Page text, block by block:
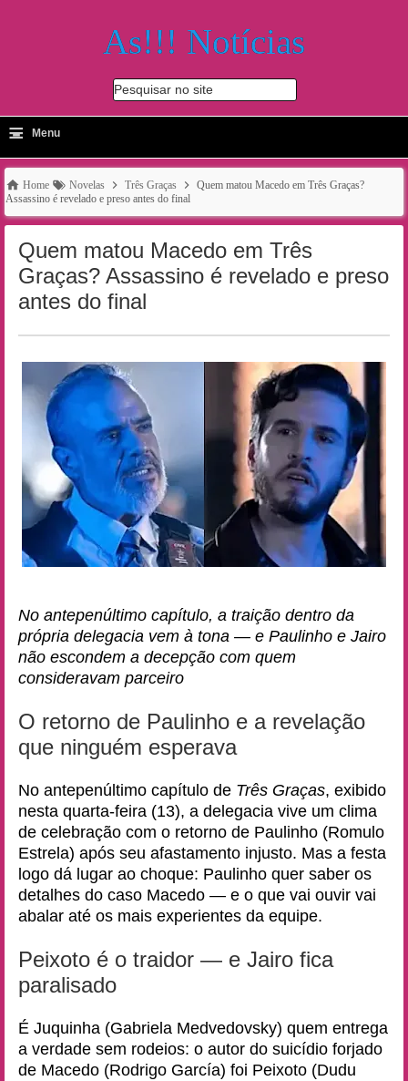
As!!! Notícias
Pesquisar no site
-
≡ Menu
Home Novelas Três Graças
Quem matou Macedo em Três Graças?
Assassino é revelado e preso antes do final
Quem matou Macedo em Três
Graças? Assassino é revelado e preso
antes do final
No antepenúltimo capítulo, a traição dentro da
própria delegacia vem à tona — e Paulinho e Jairo
não escondem a decepção com quem
consideravam parceiro
O retorno de Paulinho e a revelação
que ninguém esperava
No antepenúltimo capítulo de Três Graças, exibido
nesta quarta-feira (13), a delegacia vive um clima
de celebração com o retorno de Paulinho (Romulo
Estrela) após seu afastamento injusto. Mas a festa
logo dá lugar ao choque: Paulinho quer saber os
detalhes do caso Macedo — e o que vai ouvir vai
abalar até os mais experientes da equipe.
Peixoto é o traidor — e Jairo fica
paralisado
É Juquinha (Gabriela Medvedovsky) quem entrega
a verdade sem rodeios: o autor do suicídio forjado
de Macedo (Rodrigo García) foi Peixoto (Dudu